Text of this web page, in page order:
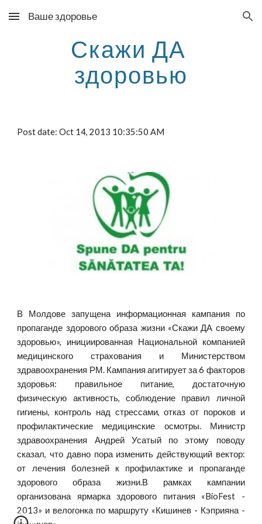
Skip to main content Skip to navigation
Ваше здоровье
Скажи ДА
здоровью
Post date: Oct 14, 2013 10:35:50 AM
В Молдове запущена информационная кампания по
пропаганде здорового образа жизни «Скажи ДА своему
здоровью», инициированная Национальной компанией
медицинского страхования и Министерством
здравоохранения РМ. Кампания агитирует за 6 факторов
здоровья: правильное питание, достаточную
физическую активность, соблюдение правил личной
гигиены, контроль над стрессами, отказ от пороков и
профилактические медицинские осмотры. Министр
здравоохранения Андрей Усатый по этому поводу
сказал, что давно пора изменить действующий вектор:
от лечения болезней к профилактике и пропаганде
здорового образа жизни.В рамках кампании
организована ярмарка здорового питания «BioFest -
2013» и велогонка по маршруту «Кишинев - Кэприяна -